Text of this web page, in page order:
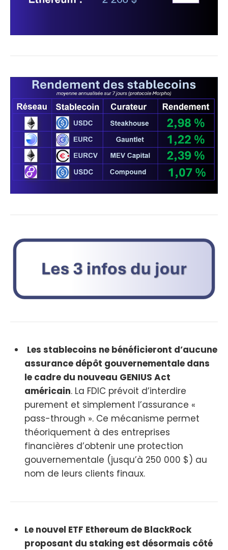
Les stablecoins ne bénéficieront d’aucune
assurance dépôt gouvernementale dans
le cadre du nouveau GENIUS Act
américain. La FDIC prévoit d’interdire
purement et simplement l’assurance «
pass-through ». Ce mécanisme permet
théoriquement à des entreprises
financières d’obtenir une protection
gouvernementale (jusqu’à 250 000 $) au
nom de leurs clients finaux.
Le nouvel ETF Ethereum de BlackRock
proposant du staking est désormais côté